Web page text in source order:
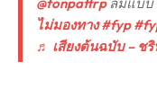
ไม่มองทาง #fyp
♬ เสียงต้นฉบับ – ช